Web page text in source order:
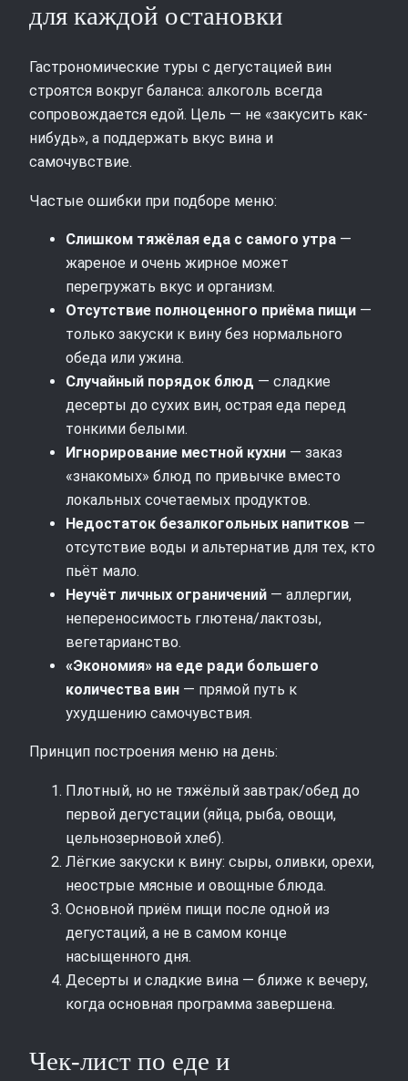
для каждой остановки
Гастрономические туры с дегустацией вин
строятся вокруг баланса: алкоголь всегда
сопровождается едой. Цель — не «закусить как-
нибудь», а поддержать вкус вина и
самочувствие.
Частые ошибки при подборе меню:
Слишком тяжёлая еда с самого утра —
жареное и очень жирное может
перегружать вкус и организм.
Отсутствие полноценного приёма пищи —
только закуски к вину без нормального
обеда или ужина.
Случайный порядок блюд — сладкие
десерты до сухих вин, острая еда перед
тонкими белыми.
Игнорирование местной кухни — заказ
«знакомых» блюд по привычке вместо
локальных сочетаемых продуктов.
Недостаток безалкогольных напитков —
отсутствие воды и альтернатив для тех, кто
пьёт мало.
Неучёт личных ограничений — аллергии,
непереносимость глютена/лактозы,
вегетарианство.
«Экономия» на еде ради большего
количества вин — прямой путь к
ухудшению самочувствия.
Принцип построения меню на день:
Плотный, но не тяжёлый завтрак/обед до
первой дегустации (яйца, рыба, овощи,
цельнозерновой хлеб).
Лёгкие закуски к вину: сыры, оливки, орехи,
неострые мясные и овощные блюда.
Основной приём пищи после одной из
дегустаций, а не в самом конце
насыщенного дня.
Десерты и сладкие вина — ближе к вечеру,
когда основная программа завершена.
Чек-лист по еде и